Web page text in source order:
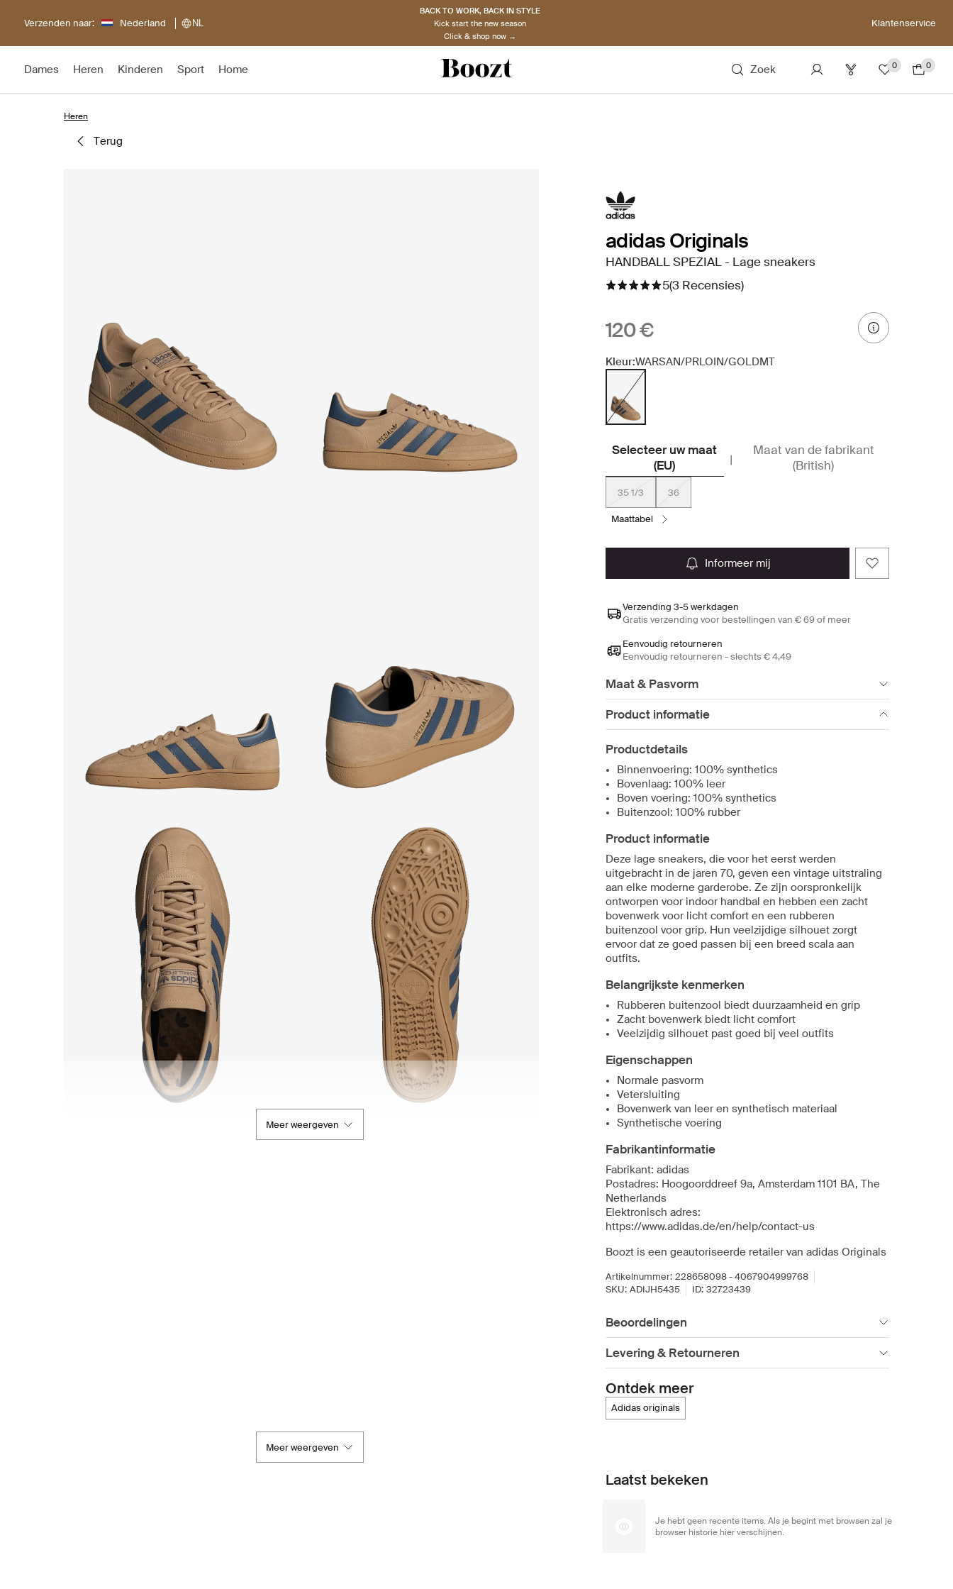
Verzenden naar: Nederland NL
BACK TO WORK, BACK IN STYLE
Kick start the new season
Click & shop now →
Klantenservice
Dames Heren Kinderen Sport Home Zoek 0 0
Heren
terug
Meer weergeven
Meer weergeven
adidas Originals
HANDBALL SPEZIAL - Lage sneakers
5(3 Recensies)
120 €
Kleur:WARSAN/PRLOIN/GOLDMT
Selecteer uw maat
(EU)
|
Maat van de fabrikant
(British)
35 1/3 36
maattabel
informeer mij
Verzending 3-5 werkdagen
Gratis verzending voor bestellingen van € 69 of meer
Eenvoudig retourneren
Eenvoudig retourneren - slechts € 4,49
Maat & Pasvorm
Product informatie
Productdetails
Binnenvoering: 100% synthetics
Bovenlaag: 100% leer
Boven voering: 100% synthetics
Buitenzool: 100% rubber
Product informatie
Deze lage sneakers, die voor het eerst werden
uitgebracht in de jaren 70, geven een vintage uitstraling
aan elke moderne garderobe. Ze zijn oorspronkelijk
ontworpen voor indoor handbal en hebben een zacht
bovenwerk voor licht comfort en een rubberen
buitenzool voor grip. Hun veelzijdige silhouet zorgt
ervoor dat ze goed passen bij een breed scala aan
outfits.
Belangrijkste kenmerken
Rubberen buitenzool biedt duurzaamheid en grip
Zacht bovenwerk biedt licht comfort
Veelzijdig silhouet past goed bij veel outfits
Eigenschappen
Normale pasvorm
Vetersluiting
Bovenwerk van leer en synthetisch materiaal
Synthetische voering
Fabrikantinformatie
Fabrikant: adidas
Postadres: Hoogoorddreef 9a, Amsterdam 1101 BA, The
Netherlands
Elektronisch adres:
https://www.adidas.de/en/help/contact-us
Boozt is een geautoriseerde retailer van adidas Originals
Artikelnummer: 228658098 - 4067904999768
SKU: ADIJH5435 ID: 32723439
Beoordelingen
Levering & Retourneren
Ontdek meer
adidas originals
Laatst bekeken
Je hebt geen recente items. Als je begint met browsen zal je
browser historie hier verschijnen.